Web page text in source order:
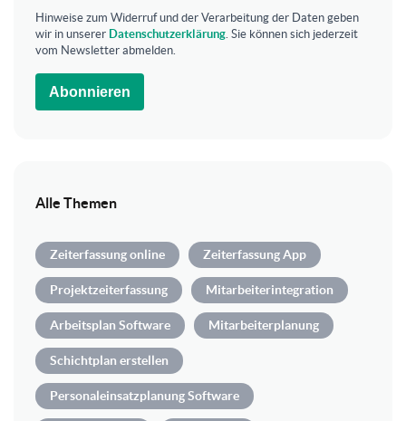
Hinweise zum Widerruf und der Verarbeitung der Daten geben
wir in unserer Datenschutzerklärung . Sie können sich jederzeit
vom Newsletter abmelden.
Abonnieren
Alle Themen
Zeiterfassung online Zeiterfassung App
Projektzeiterfassung Mitarbeiterintegration
Arbeitsplan Software Mitarbeiterplanung
Schichtplan erstellen
Personaleinsatzplanung Software